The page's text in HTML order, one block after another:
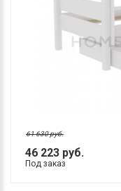
46 223 руб.
61 630 руб.
Под заказ